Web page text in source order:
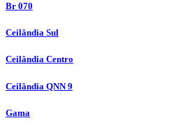
Br 070
Ceilândia Sul
Ceilândia Centro
Ceilândia QNN 9
Gama